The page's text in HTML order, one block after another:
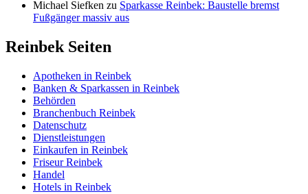
Michael Siefken zu Sparkasse Reinbek: Baustelle bremst
Fußgänger massiv aus
Reinbek Seiten
Apotheken in Reinbek
Banken & Sparkassen in Reinbek
Behörden
Branchenbuch Reinbek
Datenschutz
Dienstleistungen
Einkaufen in Reinbek
Friseur Reinbek
Handel
Hotels in Reinbek